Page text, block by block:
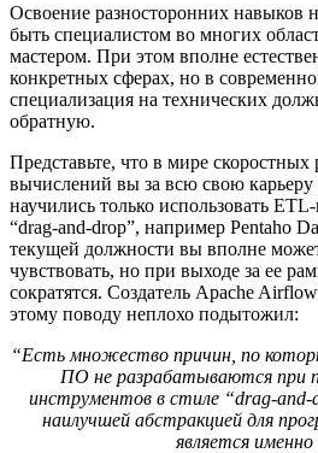
Освоение разносторонних навыков
быть специалистом во многих
мастером. При этом вполне
конкретных сферах, но в
специализация на технических
обратную.
Представьте, что в мире скоростных
вычислений вы за всю свою
научились только использовать
“drag-and-drop”, например Pentaho
текущей должности вы вполне
чувствовать, но при выходе за ее
сократятся. Создатель Apache
этому поводу неплохо подытожил:
“Есть множество причин, по
ПО не разрабатываются при
инструментов в стиле “drag-and-
наилучшей абстракцией для
является именно